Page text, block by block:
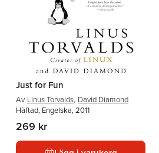
Just for Fun
Av Linus Torvalds, David Diamond
Häftad, Engelska, 2011
269 kr